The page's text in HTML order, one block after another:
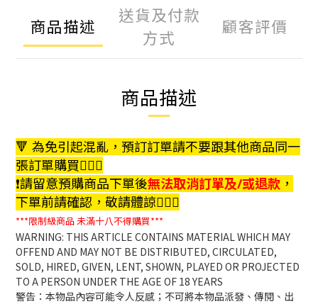
商品描述
送貨及付款
方式
顧客評價
商品描述
🔻 為免引起混亂，預訂訂單請不要跟其他商品同一
張訂單購買🙇🏻‍♀️
❗️請留意預購商品下單後無法取消訂單及/或退款 ，
下單前請確認，敬請體諒🙇🏻‍♀️
***限制級商品未滿十八不得購買***
WARNING: THIS ARTICLE CONTAINS MATERIAL WHICH MAY
OFFEND AND MAY NOT BE DISTRIBUTED, CIRCULATED,
SOLD, HIRED, GIVEN, LENT, SHOWN, PLAYED OR PROJECTED
TO A PERSON UNDER THE AGE OF 18 YEARS
警告：本物品內容可能令人反感；不可將本物品派發、傳閱、出